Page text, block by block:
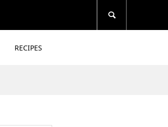

RECIPES